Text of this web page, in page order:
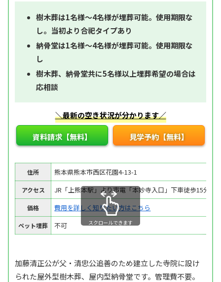
樹木葬は1名様～4名様が埋葬可能。使用期限な
し。当初より合祀タイプあり
納骨堂は1名様～4名様が埋葬可能。使用期限な
し
樹木葬、納骨堂共に5名様以上埋葬希望の場合は
応相談
＼最新の空き状況が分かります／
資料請求【無料】 見学予約【無料】
住所 熊本県熊本市西区花園4-13-1
アクセス JR「上熊本駅」より市電「本妙寺入口」下車徒歩15分
価格 費用を詳しく知りたい方はこちら
ペット埋葬 不可 スクロールできます
加藤清正公が父・清忠公追善のため建立した寺院に設け
られた屋外型樹木葬、屋内型納骨堂です。管理費不要。